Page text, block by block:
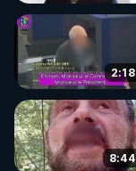
2:18
8:44